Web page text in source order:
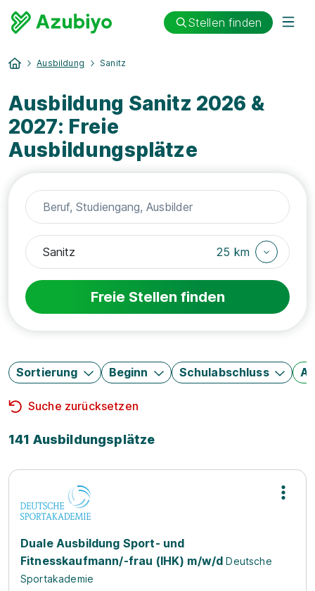
Stellen finden
Ausbildung Sanitz
Ausbildung Sanitz 2026 &
2027: Freie
Ausbildungsplätze
25 km
Freie Stellen finden
Sortierung Beginn Schulabschluss
Suche zurücksetzen
141 Ausbildungsplätze
Duale Ausbildung Sport- und
Fitnesskaufmann/-frau (IHK) m/w/d Deutsche
Sportakademie